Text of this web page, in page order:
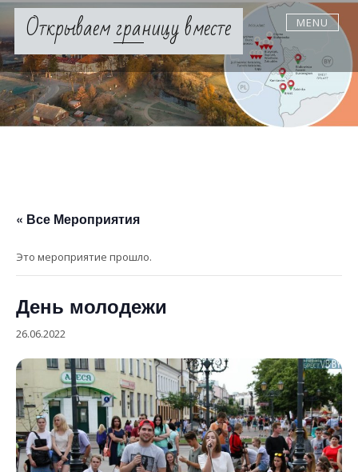
Skip
contentОткрываем границу вместе MENU
« Все Мероприятия
Это мероприятие прошло.
День молодежи
26.06.2022